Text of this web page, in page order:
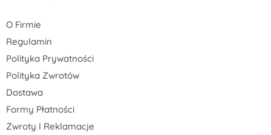
O Firmie
Regulamin
Polityka Prywatności
Polityka Zwrotów
Dostawa
Formy Płatności
Zwroty I Reklamacje